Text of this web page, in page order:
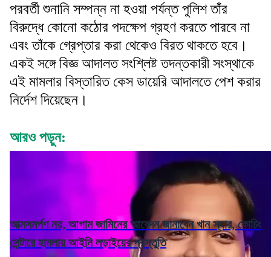
পরবর্তী শুনানি সম্পন্ন না হওয়া পর্যন্ত পুলিশ তাঁর
বিরুদ্ধে কোনো কঠোর পদক্ষেপ গ্রহণ করতে পারবে না
এবং তাঁকে গ্রেপ্তার করা থেকেও বিরত থাকতে হবে।
একই সঙ্গে বিজ্ঞ আদালত সংশ্লিষ্ট তদন্তকারী সংস্থাকে
এই মামলার বিস্তারিত কেস ডায়েরি আদালতে পেশ করার
নির্দেশ দিয়েছেন।
আরও পড়ুন:
আত্মসমর্পণ নয়, আগাম জামিনের আবেদন জানাবেন খান স্যার, কোচিং
সেন্টারে হামলায় আইনি লড়াইয়ের প্রস্তুতি